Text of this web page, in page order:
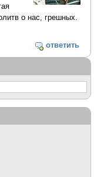
о нас, грешных.
ответить